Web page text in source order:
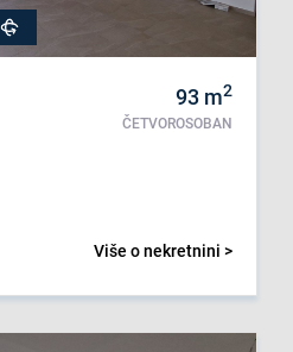
93 m2
ČETVOROSOBAN
Više o nekretnini >